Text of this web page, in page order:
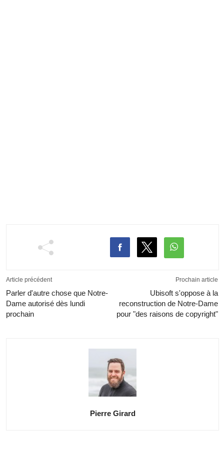
Article précédent
Parler d'autre chose que Notre-
Dame autorisé dès lundi
prochain
Prochain article
Ubisoft s'oppose à la
reconstruction de Notre-Dame
pour "des raisons de copyright"
Pierre Girard